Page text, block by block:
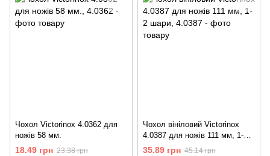
Чохол Victorinox 4.0362 для
ножів 58 мм.
18.49 грн 23.38 грн
Чохол вініловий Victorinox
4.0387 для ножів 111 мм, 1-2
шари
35.89 грн 45.14 грн